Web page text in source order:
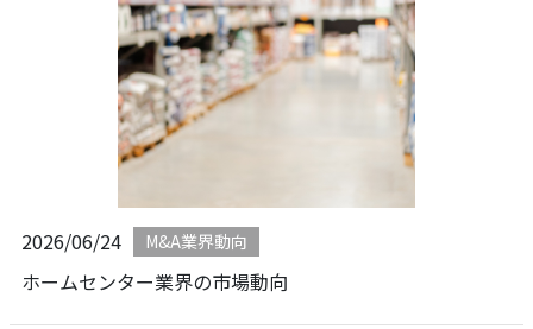
2026/06/24 M&A業界動向
ホームセンター業界の市場動向